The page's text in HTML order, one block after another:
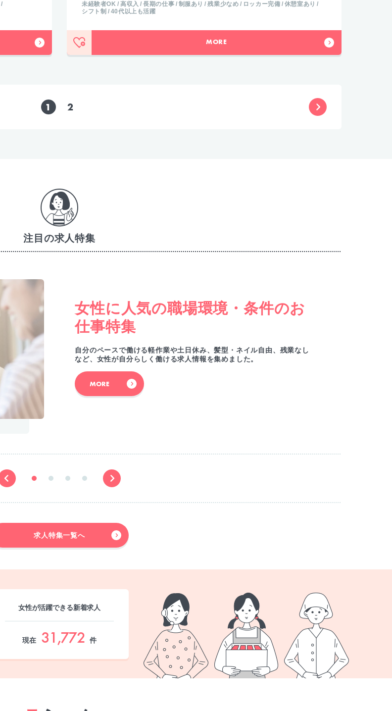
未経験者OK 高収入 長期の仕事 制服あり 残業少なめ ロッカー完備
休憩室あり
シフト制
40代以上も活躍
MORE
1 2
注目の求人特集
女性に人気の職場環境・条件のお
仕事特集
自分のペースで働ける軽作業や土日休み、髪型・ネイル自由、残業なし
など、女性が自分らしく働ける求人情報を集めました。
MORE
求人特集一覧へ
女性が活躍できる新着求人
現在 31,772 件